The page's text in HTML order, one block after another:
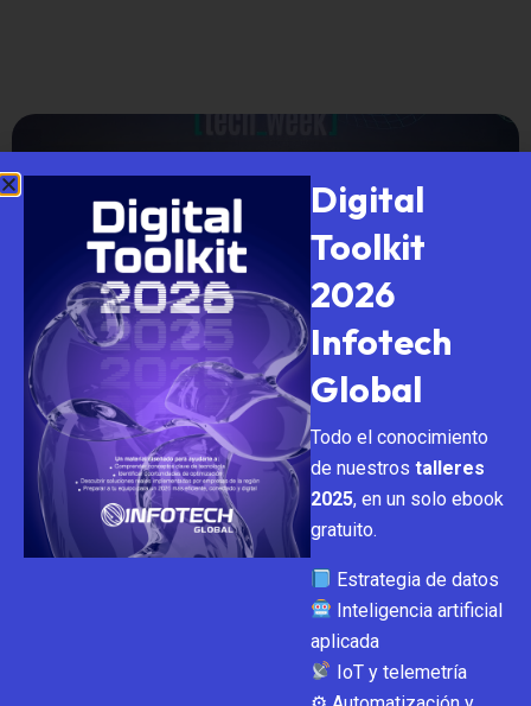
Septiembre 30, 2025 Novedades
Infotech Global en Córd
oba Tech Week 2025
Más de 4.200 participantes se reunieron en un evento que unió
Digital
Toolkit
2026
Infotech
Global
Todo el conocimiento
de nuestros talleres
2025, en un solo ebook
gratuito.
Estrategia de datos
Inteligencia artificial
aplicada
IoT y telemetría